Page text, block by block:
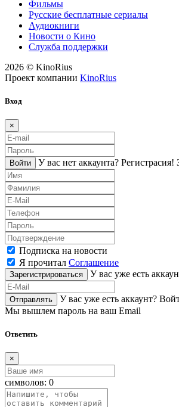
Фильмы
Русские бесплатные сериалы
Аудиокниги
Новости о Кино
Служба поддержки
2026 © KinoRius
Проект компании KinoRius
Вход
×
Войти У вас нет аккаунта? Регистраcия!
Подписка на новости
Я прочитал Соглашение
Зарегистрироваться У вас уже есть
Отправлять У вас уже есть аккаунт?
Мы вышлем пароль на ваш Email
Ответить
×
символов: 0